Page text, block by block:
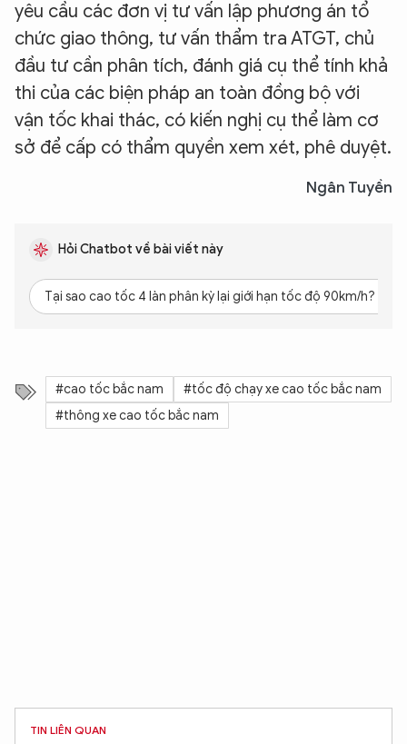
yêu cầu các đơn vị tư vấn lập phương án tổ
chức giao thông, tư vấn thẩm tra ATGT, chủ
đầu tư cần phân tích, đánh giá cụ thể tính khả
thi của các biện pháp an toàn đồng bộ với
vận tốc khai thác, có kiến nghị cụ thể làm cơ
sở để cấp có thẩm quyền xem xét, phê duyệt.
Ngân Tuyền
Hỏi Chatbot về bài viết này
Tại sao cao tốc 4 làn phân kỳ lại giới hạn tốc độ 90km/h?
#cao tốc bắc nam
#tốc độ chạy xe cao tốc bắc nam
#thông xe cao tốc bắc nam
TIN LIÊN QUAN